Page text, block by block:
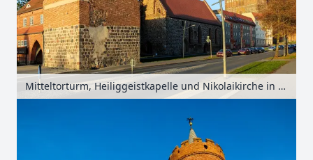
Mitteltorturm, Heiliggeistkapelle und Nikolaikirche in Prenzlau, Uckermark, Brandenburg, Deutschland